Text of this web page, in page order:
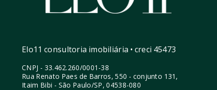
Elo11 consultoria imobiliária • creci 45473
CNPJ - 33.462.260/0001-38
Rua Renato Paes de Barros, 550 - conjunto 131,
Itaim Bibi - São Paulo/SP, 04538-080